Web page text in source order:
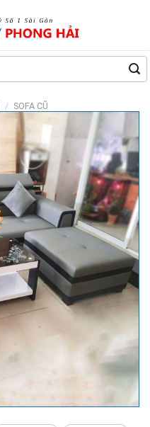
/ SOFA CŨ